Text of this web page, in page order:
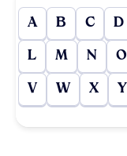
A B C D
L M N O
V W X Y